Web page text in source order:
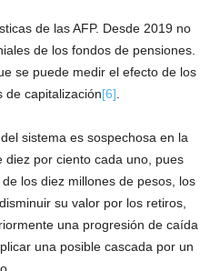
de las AFP. Desde 2019 no
de los fondos de pensiones.
se puede medir el efecto de los
de capitalización[6]
sistema es sospechosa en la
por ciento cada uno, pues
los diez millones de pesos, los
su valor por los retiros,
una progresión de caída
una posible cascada por un